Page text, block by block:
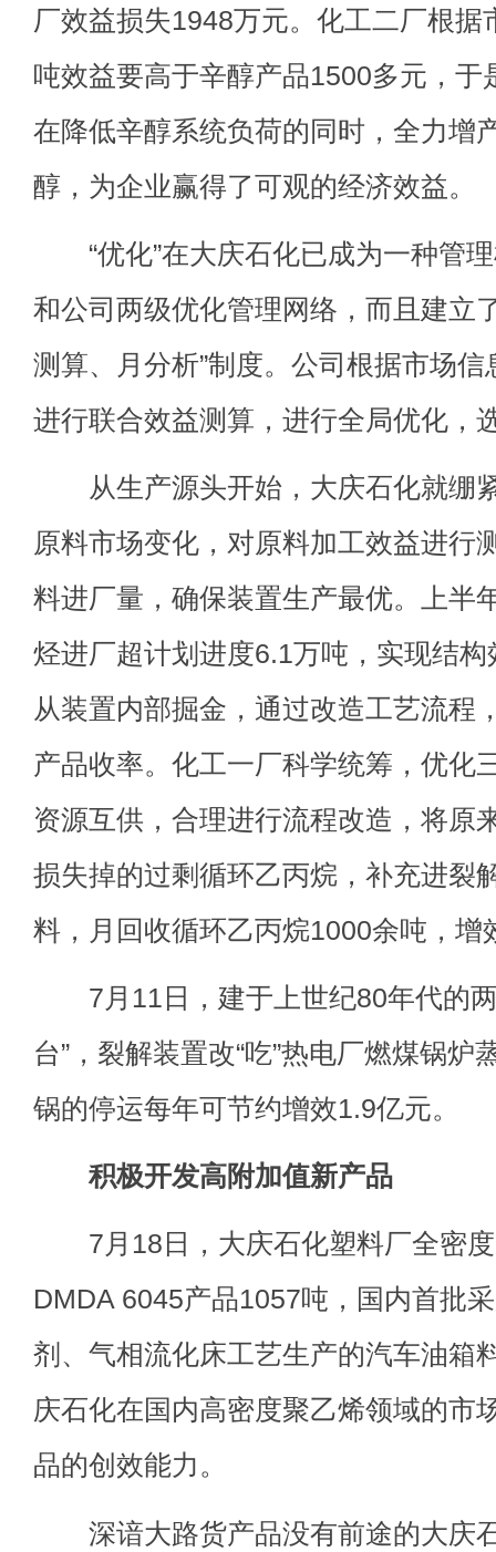
厂效益损失1948万元。化工二厂根据
吨效益要高于辛醇产品1500多元，于
在降低辛醇系统负荷的同时，全力增
醇，为企业赢得了可观的经济效益。
“优化”在大庆石化已成为一种管理
和公司两级优化管理网络，而且建立
测算、月分析”制度。公司根据市场
进行联合效益测算，进行全局优化，
从生产源头开始，大庆石化就绷
原料市场变化，对原料加工效益进行
料进厂量，确保装置生产最优。上半
烃进厂超计划进度6.1万吨，实现结
从装置内部掘金，通过改造工艺流程
产品收率。化工一厂科学统筹，优化
资源互供，合理进行流程改造，将原
损失掉的过剩循环乙丙烷，补充进裂
料，月回收循环乙丙烷1000余吨，增
7月11日，建于上世纪80年代的两
台”，裂解装置改“吃”热电厂燃煤锅炉
锅的停运每年可节约增效1.9亿元。
积极开发高附加值新产品
7月18日，大庆石化塑料厂全密度
DMDA 6045产品1057吨，国内首批
剂、气相流化床工艺生产的汽车油箱
庆石化在国内高密度聚乙烯领域的市
品的创效能力。
深谙大路货产品没有前途的大庆